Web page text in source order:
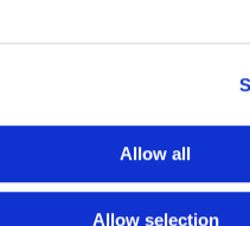
Allow all
Allow selection